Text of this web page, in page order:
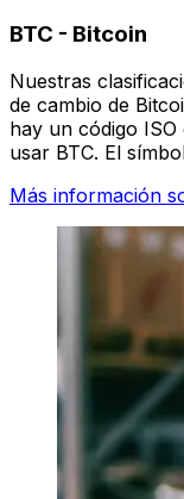
BTC - Bitcoin
Nuestras
de cambio de
hay un código
usar BTC. El
Más información